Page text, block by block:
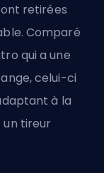
retirées
Comparé
qui a une
celui-ci
à la
tireur